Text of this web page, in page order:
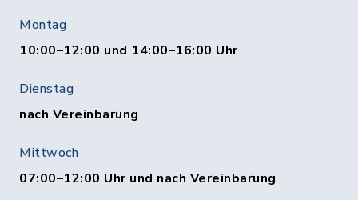
Montag
10:00–12:00 und 14:00–16:00 Uhr
Dienstag
nach Vereinbarung
Mittwoch
07:00–12:00 Uhr und nach Vereinbarung